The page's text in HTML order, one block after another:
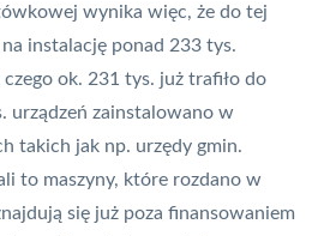
wynika więc, że do tej
instalację ponad 233 tys.
czego ok. 231 tys. już trafiło do
urządzeń zainstalowano w
takich jak np. urzędy gmin.
to maszyny, które rozdano w
się już poza finansowaniem